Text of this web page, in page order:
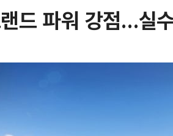
드 파워 강점…실